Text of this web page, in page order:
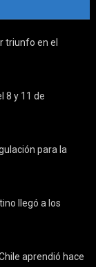
triunfo en el
8 y 11 de
para la
llegó a los
aprendió hace